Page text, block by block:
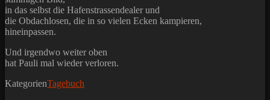
in das selbst die Hafenstrassendealer und
die Obdachlosen, die in so vielen Ecken kampieren,
hineinpassen.
Und irgendwo weiter oben
hat Pauli mal wieder verloren.
KategorienTagebuch